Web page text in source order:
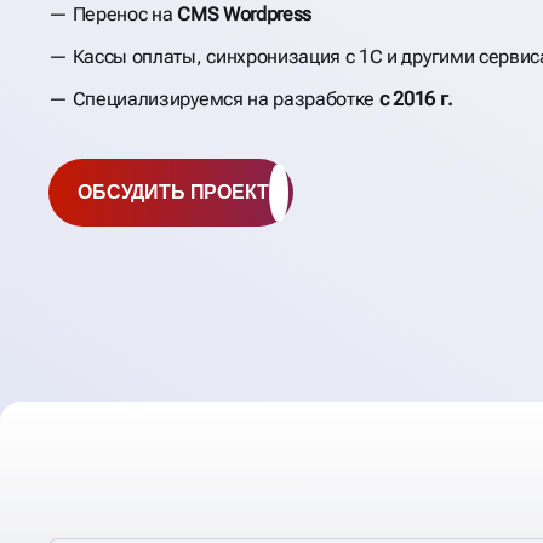
Перенос наCMS Wordpress
Кассы оплаты, синхронизация с 1С и другими
Специализируемся на разработке с 2016 г.
ОБСУДИТЬ ПРОЕКТ